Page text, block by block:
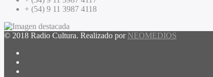
+ (54) 9 11 3987 4118
© 2018 Radio Cultura. Realizado por NEOMEDIOS